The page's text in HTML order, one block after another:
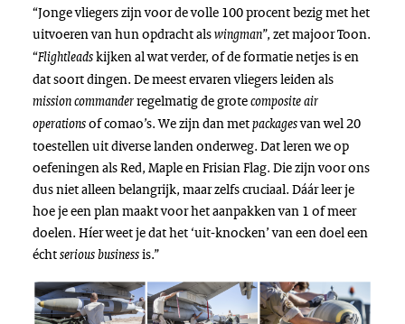
“Jonge vliegers zijn voor de volle 100 procent bezig met het
uitvoeren van hun opdracht alswingman”, zet majoor Toon.
“Flightleadskijken al wat verder, of de formatie netjes is en
dat soort dingen. De meest ervaren vliegers leiden als
mission commanderregelmatig de grotecomposite air
operationsof comao’s. We zijn dan metpackagesvan wel 20
toestellen uit diverse landen onderweg. Dat leren we op
oefeningen als Red, Maple en Frisian Flag. Die zijn voor ons
dus niet alleen belangrijk, maar zelfs cruciaal. Dáár leer je
hoe je een plan maakt voor het aanpakken van 1 of meer
doelen. Híer weet je dat het ‘uit-knocken’ van een doel een
échtserious businessis.”